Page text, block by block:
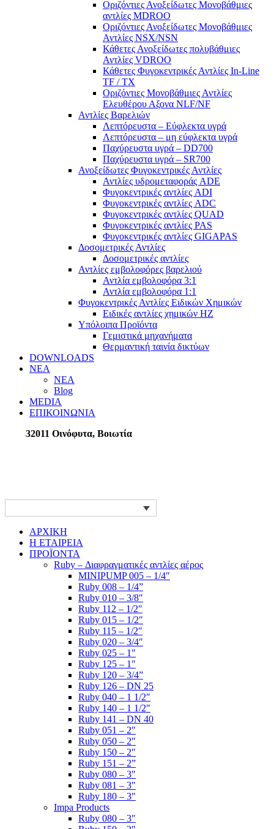
Οριζόντιες Ανοξείδωτες Μονοβάθμιες
αντλίες ΜDROO
Οριζόντιες Ανοξείδωτες Μονοβάθμιες
Αντλίες ΝSX/NSN
Κάθετες Ανοξείδωτες πολυβάθμιες
Αντλίες VDROO
Κάθετες Φυγοκεντρικές Αντλίες In-Line
TF / TX
Oριζόντιες Μονοβάθμιες Αντλίες
Ελευθέρου Αξονα NLF/NF
Αντλίες Βαρελιών
Λεπτόρευστα – Εύφλεκτα υγρά
Λεπτόρευστα – μη εύφλεκτα υγρά
Παχύρευστα υγρά – DD700
Παχύρευστα υγρά – SR700
Ανοξείδωτες Φυγοκεντρικές Αντλίες
Αντλίες υδρομεταφοράς ADE
Φυγοκεντρικές αντλίες ADI
Φυγοκεντρικές αντλίες ADC
Φυγοκεντρικές αντλίες QUAD
Φυγοκεντρικές αντλίες PAS
Φυγοκεντρικές αντλίες GIGAPAS
Δοσομετρικές Αντλίες
Δοσομετρικές αντλίες
Αντλίες εμβολοφόρες βαρελιού
Αντλία εμβολοφόρα 3:1
Αντλία εμβολοφόρα 1:1
Φυγοκεντρικές Αντλίες Ειδικών Χημικών
Ειδικές αντλίες χημικών ΗΖ
Υπόλοιπα Προϊόντα
Γεμιστικά μηχανήματα
Θερμαντική ταινία δικτύων
DOWNLOADS
ΝΕΑ
ΝΕΑ
Blog
MEDIA
ΕΠΙΚΟΙΝΩΝΙΑ
32011 Οινόφυτα, Βοιωτία
ΑΡΧΙΚΗ
Η ΕΤΑΙΡΕΙΑ
ΠΡΟΪΟΝΤΑ
Ruby – Διαφραγματικές αντλίες αέρος
MINIPUMP 005 – 1/4″
Ruby 008 – 1/4”
Ruby 010 – 3/8″
Ruby 112 – 1/2″
Ruby 015 – 1/2″
Ruby 115 – 1/2″
Ruby 020 – 3/4″
Ruby 025 – 1″
Ruby 125 – 1″
Ruby 120 – 3/4”
Ruby 126 – DN 25
Ruby 040 – 1 1/2″
Ruby 140 – 1 1/2″
Ruby 141 – DN 40
Ruby 051 – 2″
Ruby 050 – 2″
Ruby 150 – 2″
Ruby 151 – 2”
Ruby 080 – 3″
Ruby 081 – 3″
Ruby 180 – 3″
Impa Products
Ruby 080 – 3″